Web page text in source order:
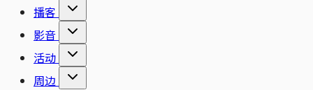
播客
影音
活动
周边